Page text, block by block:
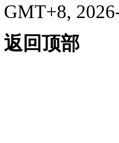
GMT+8,
返回顶部